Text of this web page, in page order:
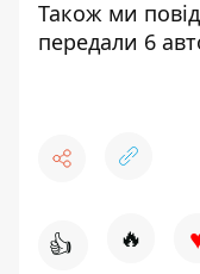
Також ми
передали 6
👍 🔥